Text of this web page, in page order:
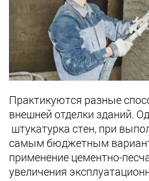
Практикуются разные
внешней отделки зданий.
штукатурка стен, при
самым бюджетным
применение цементно-
увеличения